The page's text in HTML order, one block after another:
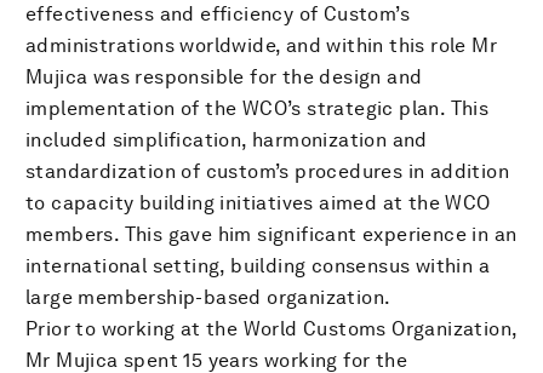
effectiveness and efficiency of Custom’s
administrations worldwide, and within this role Mr
Mujica was responsible for the design and
implementation of the WCO’s strategic plan. This
included simplification, harmonization and
standardization of custom’s procedures in addition
to capacity building initiatives aimed at the WCO
members. This gave him significant experience in an
international setting, building consensus within a
large membership-based organization.
Prior to working at the World Customs Organization,
Mr Mujica spent 15 years working for the